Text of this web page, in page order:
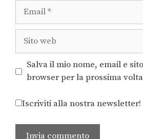
Salva il mio nome, email e
browser per la prossima
Iscriviti alla nostra newsletter!